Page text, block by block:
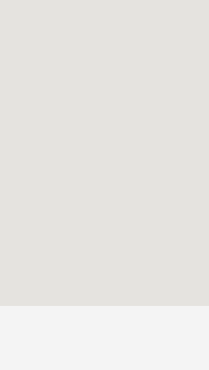
les bus roulent